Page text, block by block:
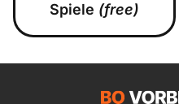
Spiele (free)